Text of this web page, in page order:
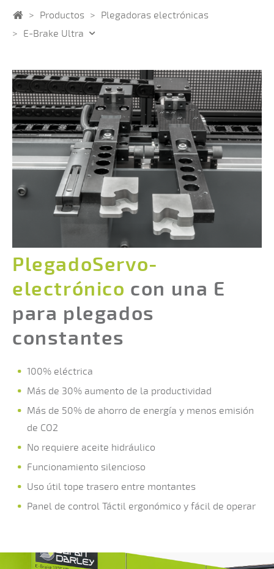
HomeProductos
Plegadoras electrónicas
E-Brake Ultra
PlegadoServo-
electrónico con una E
para plegados
constantes
100% eléctrica
Más de 30% aumento de la productividad
Más de 50% de ahorro de energía y menos emisión
de CO2
No requiere aceite hidráulico
Funcionamiento silencioso
Uso útil tope trasero entre montantes
Panel de control Táctil ergonómico y fácil de operar